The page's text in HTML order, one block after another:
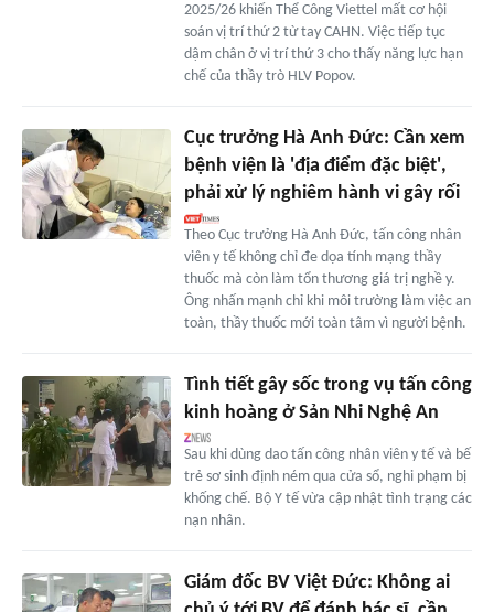
2025/26 khiến Thể Công Viettel mất cơ hội
soán vị trí thứ 2 từ tay CAHN. Việc tiếp tục
dậm chân ở vị trí thứ 3 cho thấy năng lực hạn
chế của thầy trò HLV Popov.
Cục trưởng Hà Anh Đức: Cần xem
bệnh viện là 'địa điểm đặc biệt',
phải xử lý nghiêm hành vi gây rối
Theo Cục trưởng Hà Anh Đức, tấn công nhân
viên y tế không chỉ đe dọa tính mạng thầy
thuốc mà còn làm tổn thương giá trị nghề y.
Ông nhấn mạnh chỉ khi môi trường làm việc an
toàn, thầy thuốc mới toàn tâm vì người bệnh.
Tình tiết gây sốc trong vụ tấn công
kinh hoàng ở Sản Nhi Nghệ An
Sau khi dùng dao tấn công nhân viên y tế và bế
trẻ sơ sinh định ném qua cửa sổ, nghi phạm bị
khống chế. Bộ Y tế vừa cập nhật tình trạng các
nạn nhân.
Giám đốc BV Việt Đức: Không ai